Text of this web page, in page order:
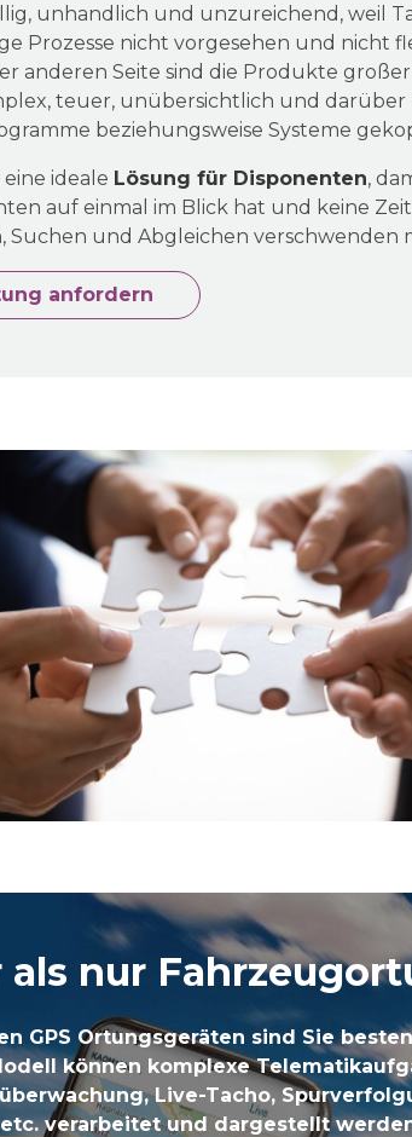
unhandlich und unzureichend, weil
Prozesse nicht vorgesehen und nicht
anderen Seite sind die Produkte
teuer, unübersichtlich und darüber
beziehungsweise Systeme
ideale Lösung für Disponenten,
auf einmal im Blick hat und keine
Suchen und Abgleichen verschwenden
anfordern
als nur
GPS Ortungsgeräten sind Sie
können komplexe
Live-Tacho,
verarbeitet und dargestellt